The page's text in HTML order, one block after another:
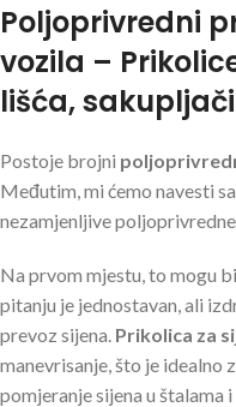
Poljoprivredni
vozila –
lišća,
Postoje brojni
Međutim, mi ćemo navesti
nezamjenljive
Na prvom mjestu, to mogu
pitanju je jednostavan, ali
prevoz sijena. Prikolica za
manevrisanje, što je idealno
pomjeranje sijena u štalama